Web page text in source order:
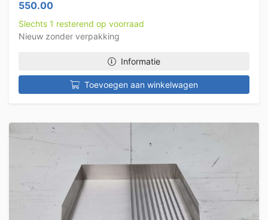
550.00
Slechts 1 resterend op voorraad
Nieuw zonder verpakking
Informatie
Toevoegen aan winkelwagen